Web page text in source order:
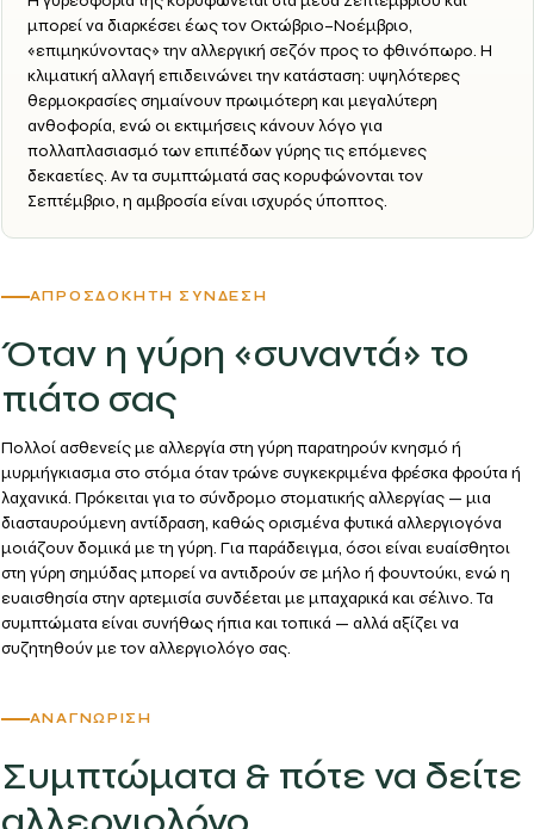
μπορεί να διαρκέσει έως τον Οκτώβριο–Νοέμβριο,
«επιμηκύνοντας» την αλλεργική σεζόν προς το φθινόπωρο. Η
κλιματική αλλαγή επιδεινώνει την κατάσταση: υψηλότερες
θερμοκρασίες σημαίνουν πρωιμότερη και μεγαλύτερη
ανθοφορία, ενώ οι εκτιμήσεις κάνουν λόγο για
πολλαπλασιασμό των επιπέδων γύρης τις επόμενες
δεκαετίες. Αν τα συμπτώματά σας κορυφώνονται τον
Σεπτέμβριο, η αμβροσία είναι ισχυρός ύποπτος.
ΑΠΡΟΣΔΌΚΗΤΗ ΣΎΝΔΕΣΗ
Όταν η γύρη «συναντά» το
πιάτο σας
Πολλοί ασθενείς με αλλεργία στη γύρη παρατηρούνκνησμό ή
μυρμήγκιασμα στο στόμα όταν τρώνε συγκεκριμένα φρέσκα φρούτα ή
λαχανικά. Πρόκειται για το σύνδρομο στοματικής αλλεργίας— μια
διασταυρούμενη αντίδραση, καθώς ορισμένα φυτικά αλλεργιογόνα
μοιάζουν δομικά με τη γύρη. Για παράδειγμα, όσοι είναι ευαίσθητοι
στη γύρη σημύδας μπορεί να αντιδρούν σε μήλο ή φουντούκι, ενώ η
ευαισθησία στην αρτεμισία συνδέεται με μπαχαρικά και σέλινο. Τα
συμπτώματα είναι συνήθως ήπια και τοπικά — αλλά αξίζει να
συζητηθούν με τον αλλεργιολόγο σας.
ΑΝΑΓΝΏΡΙΣΗ
Συμπτώματα & πότε να δείτε